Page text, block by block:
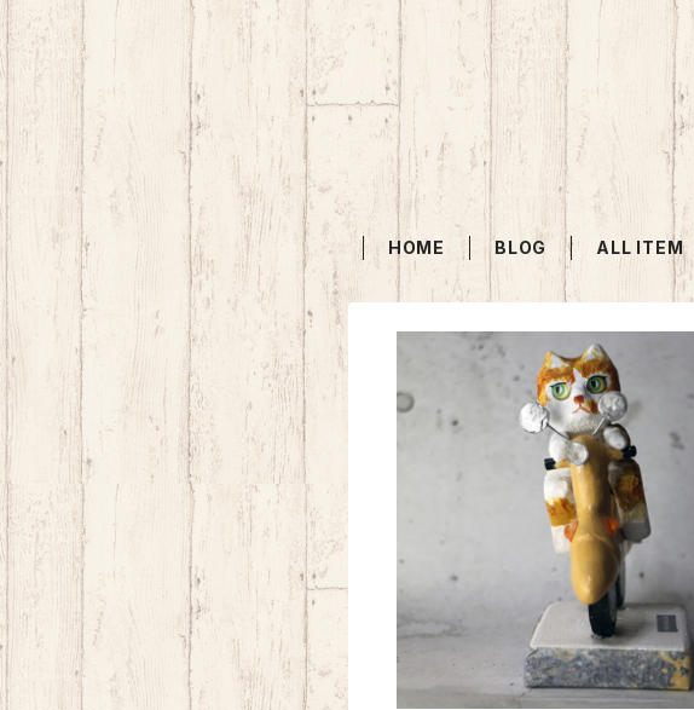
HOME BLOG ALL ITEM